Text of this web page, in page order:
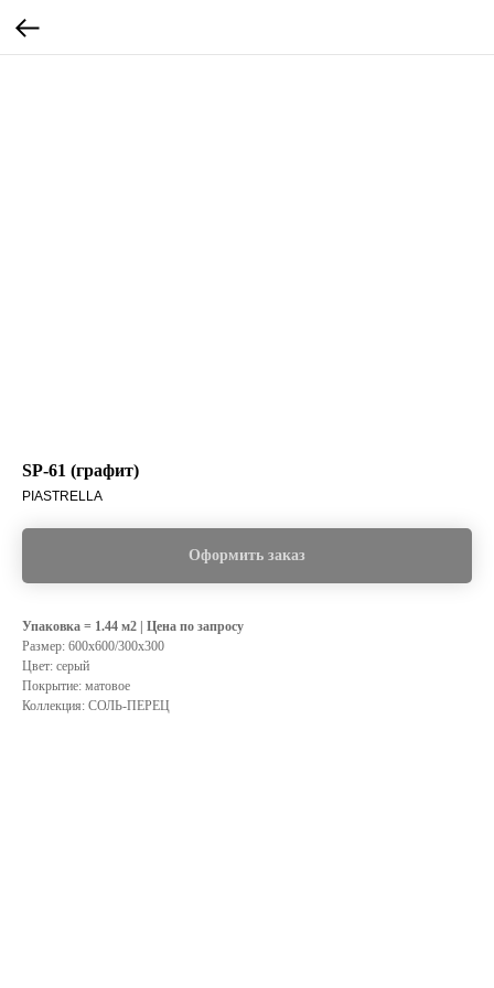
SP-61 (графит)
PIASTRELLA
Оформить заказ
Упаковка = 1.44 м2 | Цена по запросу
Размер: 600х600/300х300
Цвет: серый
Покрытие: матовое
Коллекция: СОЛЬ-ПЕРЕЦ